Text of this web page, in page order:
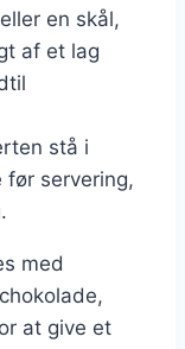
en skål,
af et lag
stå i
før servering,
med
at give et